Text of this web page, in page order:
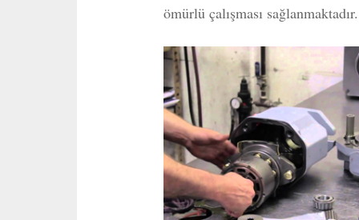
ömürlü çalışması sağlanmaktadır.